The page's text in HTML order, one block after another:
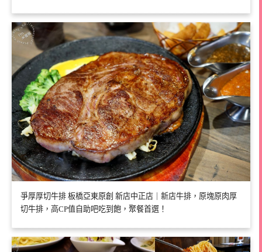
爭厚厚切牛排 板橋亞東原創 新店中正店｜新店牛排，原塊原肉厚
切牛排，高CP值自助吧吃到飽，聚餐首選！